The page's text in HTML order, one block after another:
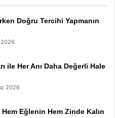
Doğru Tercihi Yapmanın
ile Her Anı Daha Değerli Hale
2026
Eğlenin Hem Zinde Kalın